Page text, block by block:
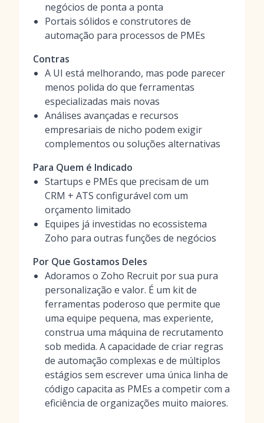
negócios de ponta a ponta
Portais sólidos e construtores de
automação para processos de PMEs
Contras
A UI está melhorando, mas pode parecer
menos polida do que ferramentas
especializadas mais novas
Análises avançadas e recursos
empresariais de nicho podem exigir
complementos ou soluções alternativas
Para Quem é Indicado
Startups e PMEs que precisam de um
CRM + ATS configurável com um
orçamento limitado
Equipes já investidas no ecossistema
Zoho para outras funções de negócios
Por Que Gostamos Deles
Adoramos o Zoho Recruit por sua pura
personalização e valor. É um kit de
ferramentas poderoso que permite que
uma equipe pequena, mas experiente,
construa uma máquina de recrutamento
sob medida. A capacidade de criar regras
de automação complexas e de múltiplos
estágios sem escrever uma única linha de
código capacita as PMEs a competir com a
eficiência de organizações muito maiores.